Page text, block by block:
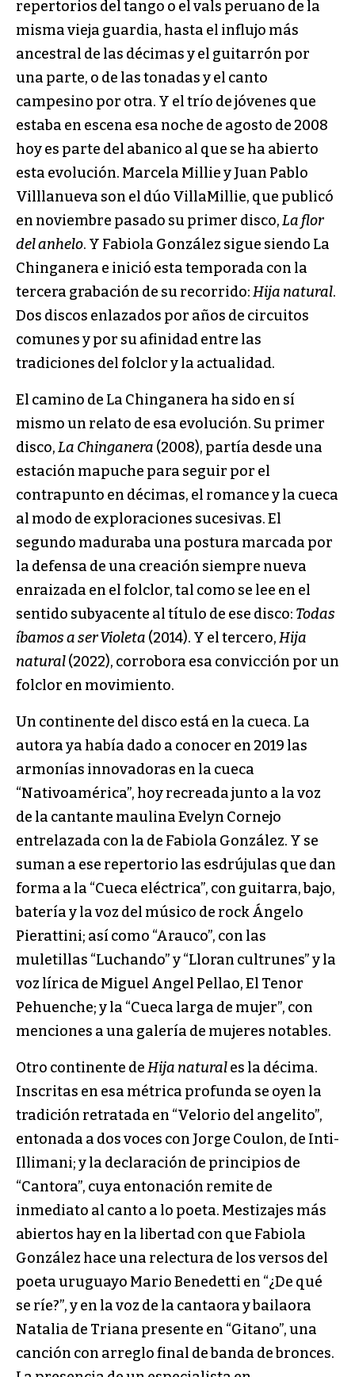
repertorios del tango o el vals peruano de la
misma vieja guardia, hasta el influjo más
ancestral de las décimas y el guitarrón por
una parte, o de las tonadas y el canto
campesino por otra. Y el trío de jóvenes que
estaba en escena esa noche de agosto de 2008
hoy es parte del abanico al que se ha abierto
esta evolución. Marcela Millie y Juan Pablo
Villlanueva son el dúo VillaMillie, que publicó
en noviembre pasado su primer disco,La flor
del anhelo. Y Fabiola González sigue siendo La
Chinganera e inició esta temporada con la
tercera grabación de su recorrido:Hija natural.
Dos discos enlazados por años de circuitos
comunes y por su afinidad entre las
tradiciones del folclor y la actualidad.
El camino de La Chinganera ha sido en sí
mismo un relato de esa evolución. Su primer
disco,La Chinganera (2008), partía desde una
estación mapuche para seguir por el
contrapunto en décimas, el romance y la cueca
al modo de exploraciones sucesivas. El
segundo maduraba una postura marcada por
la defensa de una creación siempre nueva
enraizada en el folclor, tal como se lee en el
sentido subyacente al título de ese disco: Todas
íbamos a ser Violeta (2014). Y el tercero,Hija
natural(2022), corrobora esa convicción por un
folclor en movimiento.
Un continente del disco está en la cueca. La
autora ya había dado a conocer en 2019 las
armonías innovadoras en la cueca
“Nativoamérica”, hoy recreada junto a la voz
de la cantante maulina Evelyn Cornejo
entrelazada con la de Fabiola González. Y se
suman a ese repertorio las esdrújulas que dan
forma a la “Cueca eléctrica”, con guitarra, bajo,
batería y la voz del músico de rock Ángelo
Pierattini; así como “Arauco”, con las
muletillas “Luchando” y “Lloran cultrunes” y la
voz lírica de Miguel Angel Pellao, El Tenor
Pehuenche; y la “Cueca larga de mujer”, con
menciones a una galería de mujeres notables.
Otro continente deHija naturales la décima.
Inscritas en esa métrica profunda se oyen la
tradición retratada en “Velorio del angelito”,
entonada a dos voces con Jorge Coulon, de Inti-
Illimani; y la declaración de principios de
“Cantora”, cuya entonación remite de
inmediato al canto a lo poeta. Mestizajes más
abiertos hay en la libertad con que Fabiola
González hace una relectura de los versos del
poeta uruguayo Mario Benedetti en “¿De qué
se ríe?”, y en la voz de la cantaora y bailaora
Natalia de Triana presente en “Gitano”, una
canción con arreglo final de banda de bronces.